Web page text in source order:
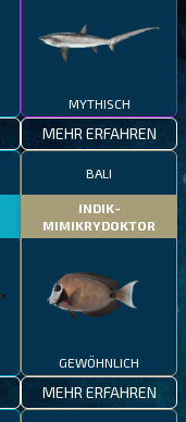
MYTHISCH
MEHR ERFAHREN
BALI
INDIK-
MIMIKRYDOKTOR
GEWÖHNLICH
MEHR ERFAHREN